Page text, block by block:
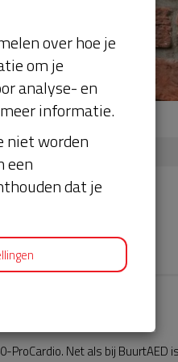
Net als bij BuurtAED
over hoe je
om je
analyse- en
informatie.
niet worden
een
dat je